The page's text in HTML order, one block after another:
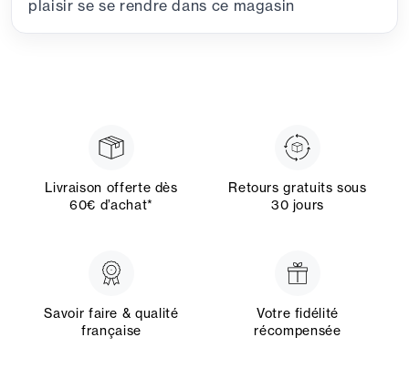
plaisir se se rendre dans ce magasin
Livraison offerte dès
60€ d’achat*
Retours gratuits sous
30 jours
Savoir faire & qualité
française
Votre fidélité
récompensée